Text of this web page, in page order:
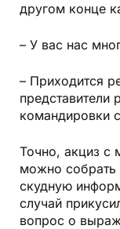
другом конце
– У вас нас
– Приходится
представители
командировки
Точно, акциз с
можно собрать
скудную
случай
вопрос о